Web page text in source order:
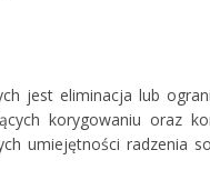
jest eliminacja lub
korygowaniu oraz
umiejętności radzenia